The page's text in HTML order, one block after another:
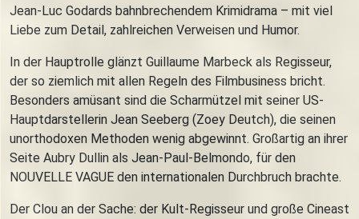
Jean-Luc Godards bahnbrechendem Krimidrama – mit viel
Liebe zum Detail, zahlreichen Verweisen und Humor.
In der Hauptrolle glänzt Guillaume Marbeck als Regisseur,
der so ziemlich mit allen Regeln des Filmbusiness bricht.
Besonders amüsant sind die Scharmützel mit seiner US-
Hauptdarstellerin Jean Seeberg (Zoey Deutch), die seinen
unorthodoxen Methoden wenig abgewinnt. Großartig an ihrer
Seite Aubry Dullin als Jean-Paul-Belmondo, für den
NOUVELLE VAGUE den internationalen Durchbruch brachte.
Der Clou an der Sache: der Kult-Regisseur und große Cineast